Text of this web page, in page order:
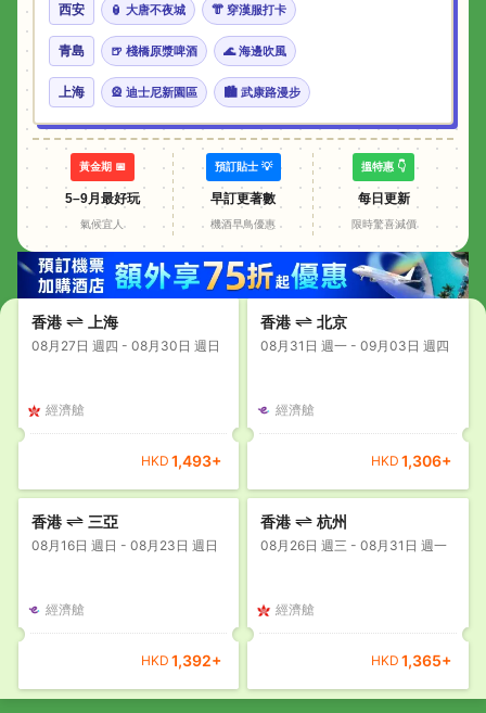
西安 🏮 大唐不夜城 👘 穿漢服打卡
青島 🍺 棧橋原漿啤酒 🌊 海邊吹風
上海 🎡 迪士尼新園區 🏙 武康路漫步
黃金期 📅
5–9月最好玩
氣候宜人
預訂貼士 💡
早訂更著數
機酒早鳥優惠
搵特惠 👇
每日更新
限時驚喜減價
香港 上海
08月27日 週四 - 08月30日 週日
經濟艙
HKD 1,493+
香港 北京
08月31日 週一 - 09月03日 週四
經濟艙
HKD 1,306+
香港 三亞
08月16日 週日 - 08月23日 週日
經濟艙
HKD 1,392+
香港 杭州
08月26日 週三 - 08月31日 週一
經濟艙
HKD 1,365+